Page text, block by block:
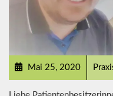
Mai 25, 2020